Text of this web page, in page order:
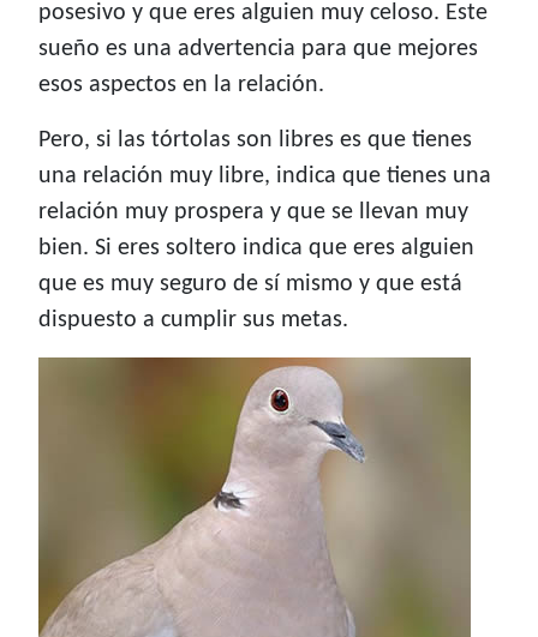
posesivo y que eres alguien muy celoso. Este
sueño es una advertencia para que mejores
esos aspectos en la relación.
Pero, si las tórtolas son libres es que tienes
una relación muy libre, indica que tienes una
relación muy prospera y que se llevan muy
bien. Si eres soltero indica que eres alguien
que es muy seguro de sí mismo y que está
dispuesto a cumplir sus metas.